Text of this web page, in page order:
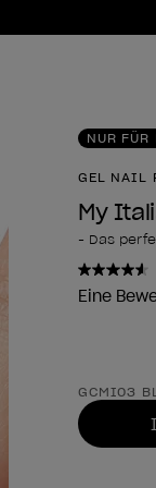
NUR FÜR
GEL NAIL
My
- Das
Eine
Form
GCMI03